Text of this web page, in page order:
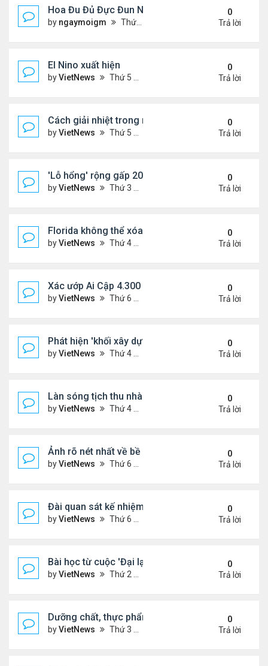
Hoa Đu Đủ Đực Đun Nước Uống Với Những Tác
by ngaymoigm Thứ 5 Tháng 11 02, 2023 4:44 am
0
Trả lời
El Nino xuất hiện
byVietNews Thứ 5 Tháng 6 15, 2023 10:42 am
0
Trả lời
Cách giải nhiệt trong nắng nóng
byVietNews Thứ 5 Tháng 6 15, 2023 10:40 am
0
Trả lời
'Lỗ hổng' rộng gấp 20 lần Trái Đất xuất hiện trên
byVietNews Thứ 3 Tháng 3 28, 2023 5:56 pm
0
Trả lời
Florida không thể xóa sổ Trăn Miến Điện
byVietNews Thứ 4 Tháng 3 22, 2023 5:29 pm
0
Trả lời
Xác ướp Ai Cập 4.300 năm phủ đầy vàng lá
byVietNews Thứ 6 Tháng 1 27, 2023 2:01 pm
0
Trả lời
Phát hiện 'khối xây dựng sự sống' lạnh nhất vũ trụ
byVietNews Thứ 4 Tháng 1 25, 2023 4:26 pm
0
Trả lời
Làn sóng tịch thu nhà
byVietNews Thứ 4 Tháng 1 25, 2023 3:27 pm
0
Trả lời
Ảnh rõ nét nhất về bề mặt Mặt Trăng chụp từ Trái
byVietNews Thứ 6 Tháng 1 13, 2023 1:28 pm
0
Trả lời
Đài quan sát kế nhiệm kính viễn vọng James Webb
byVietNews Thứ 6 Tháng 1 13, 2023 10:09 am
0
Trả lời
Bài học từ cuộc 'Đại lạm phát' cách đây 500 năm
byVietNews Thứ 2 Tháng 1 02, 2023 3:40 pm
0
Trả lời
Dưỡng chất, thực phẩm tốt cho người cao huyết
byVietNews Thứ 3 Tháng 12 13, 2022 11:14 am
0
Trả lời